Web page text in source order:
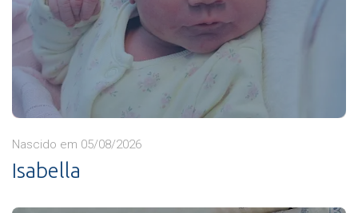
Nascido em 05/08/2026
Isabella